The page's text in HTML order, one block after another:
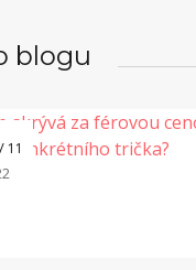
blogu
11